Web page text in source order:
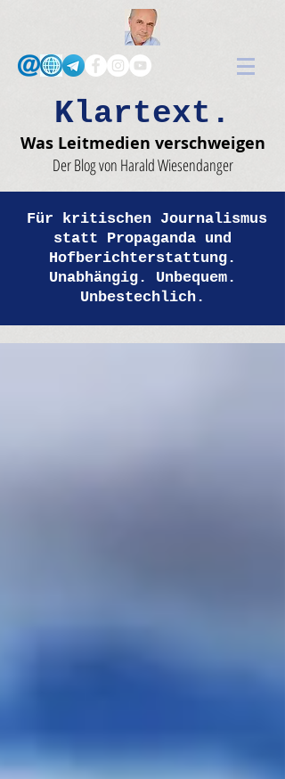
Klartext.
Was Leitmedien verschweigen
Der Blog von Harald Wiesendanger
Für kritischen Journalismus
statt Propaganda und
Hofberichterstattung.
Unabhängig. Unbequem.
Unbestechlich.